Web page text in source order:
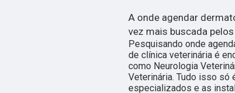
A onde agendar
vez mais buscada
Pesquisando onde
de clínica veterinária é
como Neurologia
Veterinária. Tudo isso
especializados e as